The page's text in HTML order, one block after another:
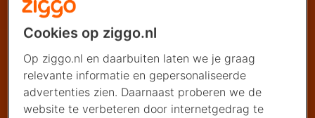
Cookies op ziggo.nl
Op ziggo.nl en daarbuiten laten we je graag
relevante informatie en gepersonaliseerde
advertenties zien. Daarnaast proberen we de
website te verbeteren door internetgedrag te